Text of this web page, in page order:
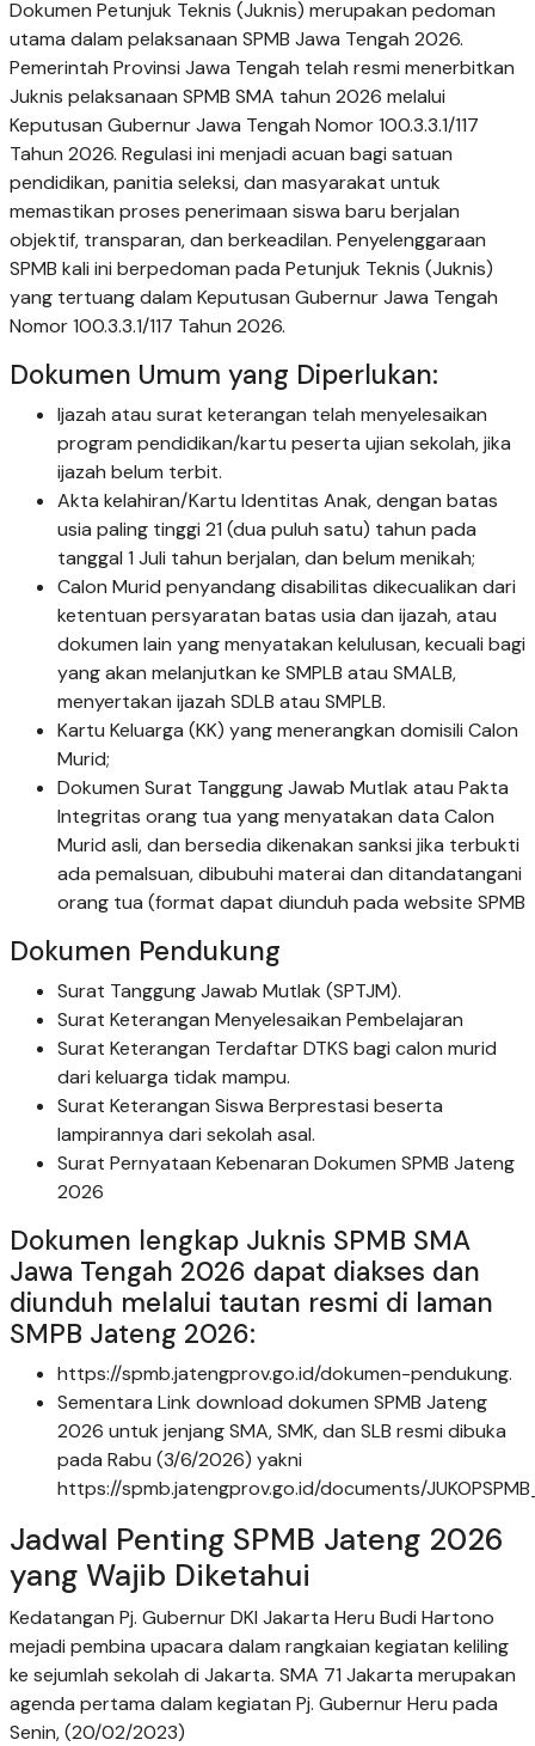
Dokumen Petunjuk Teknis (Juknis) merupakan pedoman
utama dalam pelaksanaan SPMB Jawa Tengah 2026.
Pemerintah Provinsi Jawa Tengah telah resmi menerbitkan
Juknis pelaksanaan SPMB SMA tahun 2026 melalui
Keputusan Gubernur Jawa Tengah Nomor 100.3.3.1/117
Tahun 2026. Regulasi ini menjadi acuan bagi satuan
pendidikan, panitia seleksi, dan masyarakat untuk
memastikan proses penerimaan siswa baru berjalan
objektif, transparan, dan berkeadilan. Penyelenggaraan
SPMB kali ini berpedoman pada Petunjuk Teknis (Juknis)
yang tertuang dalam Keputusan Gubernur Jawa Tengah
Nomor 100.3.3.1/117 Tahun 2026.
Dokumen Umum yang Diperlukan:
Ijazah atau surat keterangan telah menyelesaikan
program pendidikan/kartu peserta ujian sekolah, jika
ijazah belum terbit.
Akta kelahiran/Kartu Identitas Anak, dengan batas
usia paling tinggi 21 (dua puluh satu) tahun pada
tanggal 1 Juli tahun berjalan, dan belum menikah;
Calon Murid penyandang disabilitas dikecualikan dari
ketentuan persyaratan batas usia dan ijazah, atau
dokumen lain yang menyatakan kelulusan, kecuali bagi
yang akan melanjutkan ke SMPLB atau SMALB,
menyertakan ijazah SDLB atau SMPLB.
Kartu Keluarga (KK) yang menerangkan domisili Calon
Murid;
Dokumen Surat Tanggung Jawab Mutlak atau Pakta
Integritas orang tua yang menyatakan data Calon
Murid asli, dan bersedia dikenakan sanksi jika terbukti
ada pemalsuan, dibubuhi materai dan ditandatangani
orang tua (format dapat diunduh pada website SPMB
Dokumen Pendukung
Surat Tanggung Jawab Mutlak (SPTJM).
Surat Keterangan Menyelesaikan Pembelajaran
Surat Keterangan Terdaftar DTKS bagi calon murid
dari keluarga tidak mampu.
Surat Keterangan Siswa Berprestasi beserta
lampirannya dari sekolah asal.
Surat Pernyataan Kebenaran Dokumen SPMB Jateng
2026
Dokumen lengkap Juknis SPMB SMA
Jawa Tengah 2026 dapat diakses dan
diunduh melalui tautan resmi di laman
SMPB Jateng 2026:
https://spmb.jatengprov.go.id/dokumen-pendukung.
Sementara Link download dokumen SPMB Jateng
2026 untuk jenjang SMA, SMK, dan SLB resmi dibuka
pada Rabu (3/6/2026) yakni
https://spmb.jatengprov.go.id/documents/
Jadwal Penting SPMB Jateng 2026
yang Wajib Diketahui
Kedatangan Pj. Gubernur DKI Jakarta Heru Budi Hartono
mejadi pembina upacara dalam rangkaian kegiatan keliling
ke sejumlah sekolah di Jakarta. SMA 71 Jakarta merupakan
agenda pertama dalam kegiatan Pj. Gubernur Heru pada
Senin, (20/02/2023)